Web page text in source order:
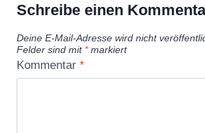
Schreibe einen
Deine E-Mail-Adresse wird nicht
Felder sind mit *markiert
Kommentar *